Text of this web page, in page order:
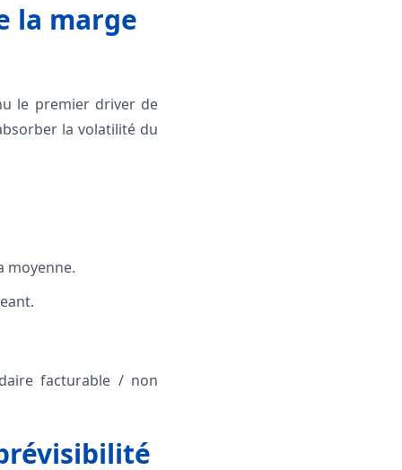
la marge
le premier driver de
la volatilité du
moyenne.
facturable / non